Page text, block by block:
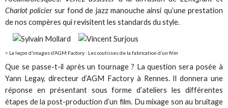
Charlot policiersur fond de jazz manouche ainsi qu’une prestation
de nos compères qui revisitent les standards du style.
> La leçon d’images d’AGM Factory : Les coulisses de la fabrication d’un film
Que se passe-t-il après un tournage ? La question sera posée à
Yann Legay, directeur d’AGM Factory à Rennes. Il donnera une
réponse en présentant sous forme d’ateliers les différentes
étapes de la post-production d’un film. Du mixage son au bruitage